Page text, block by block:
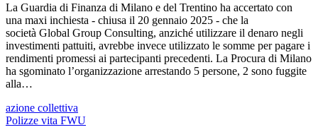
La Guardia di Finanza di Milano e del Trentino ha accertato con
una maxi inchiesta - chiusa il 20 gennaio 2025 - che la
società Global Group Consulting, anziché utilizzare il denaro negli
investimenti pattuiti, avrebbe invece utilizzato le somme per pagare i
rendimenti promessi ai partecipanti precedenti. La Procura di Milano
ha sgominato l’organizzazione arrestando 5 persone, 2 sono fuggite
alla…
azione collettiva
Polizze vita FWU